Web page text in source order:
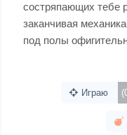
состряпающих тебе
заканчивая
под полы
Играю